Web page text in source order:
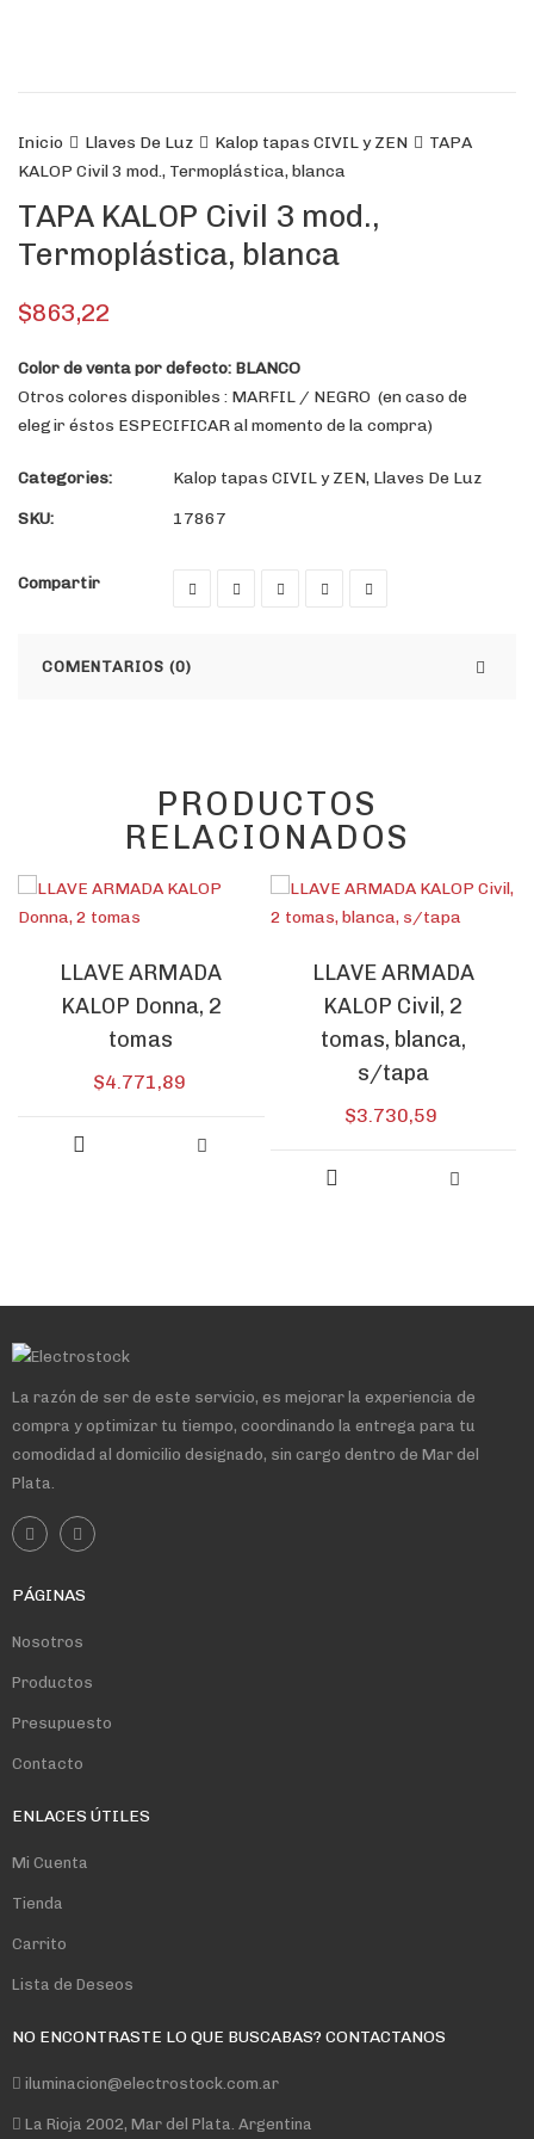
Inicio Llaves De Luz Kalop tapas CIVIL y ZEN
TAPA
KALOP Civil 3 mod., Termoplástica, blanca
TAPA KALOP Civil 3 mod.,
Termoplástica, blanca
$863,22
Color de venta por defecto: BLANCO
Otros colores disponibles : MARFIL / NEGRO (en caso de
elegir éstos ESPECIFICAR al momento de la compra)
Categories: Kalop tapas CIVIL y ZEN, Llaves De Luz
SKU:
17867
Compartir
COMENTARIOS (0)
PRODUCTOS
RELACIONADOS
LLAVE ARMADA
KALOP Donna, 2
tomas
$4.771,89
LLAVE ARMADA
KALOP Civil, 2
tomas, blanca,
s/tapa
$3.730,59
La razón de ser de este servicio, es mejorar la experiencia de
compra y optimizar tu tiempo, coordinando la entrega para tu
comodidad al domicilio designado, sin cargo dentro de Mar del
Plata.
PÁGINAS
Nosotros
Productos
Presupuesto
Contacto
ENLACES ÚTILES
Mi Cuenta
Tienda
Carrito
Lista de Deseos
NO ENCONTRASTE LO QUE BUSCABAS? CONTACTANOS
iluminacion@electrostock.com.ar
La Rioja 2002, Mar del Plata. Argentina